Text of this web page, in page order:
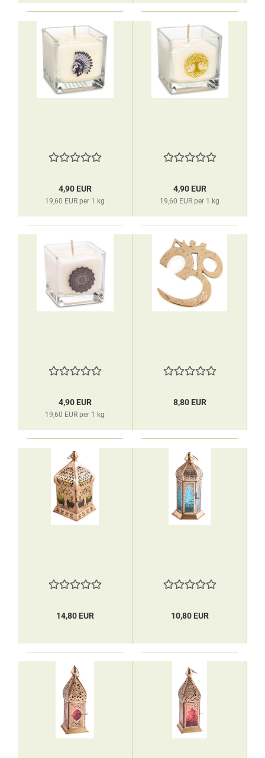
4,90 EUR
19,60 EUR per 1 kg
4,90 EUR
19,60 EUR per 1 kg
4,90 EUR
19,60 EUR per 1 kg
8,80 EUR
14,80 EUR 10,80 EUR